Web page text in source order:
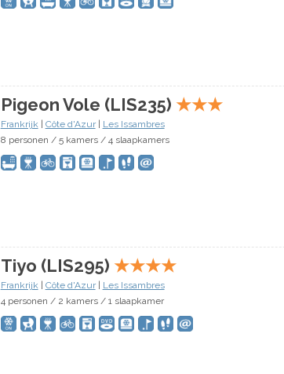
Pigeon Vole (LIS235) ★★★
Frankrijk | Côte d'Azur| Les Issambres
8 personen / 5 kamers / 4 slaapkamers
Tiyo (LIS295) ★★★★
Frankrijk | Côte d'Azur| Les Issambres
4 personen / 2 kamers / 1 slaapkamer